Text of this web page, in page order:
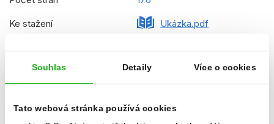
Souhlas Detaily Více o cookies
Tato webová stránka používá cookies
Ke stažení Ukázka.pdf
Formát 210x270 mm